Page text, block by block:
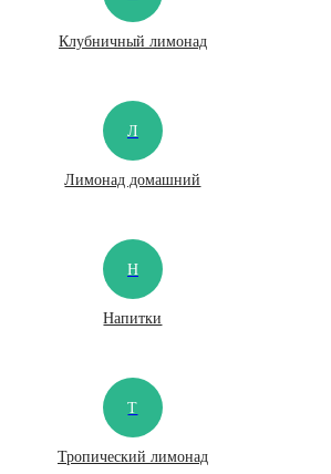
Клубничный лимонад
Л
Лимонад домашний
Н
Напитки
Т
Тропический лимонад